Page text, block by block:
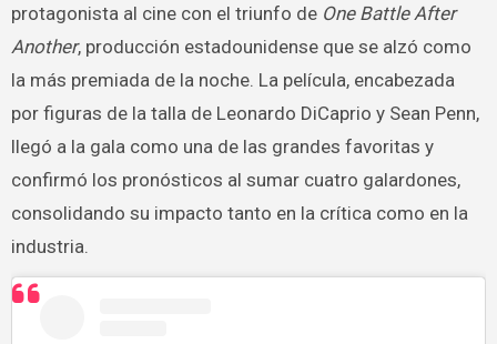
protagonista al cine con el triunfo de One Battle After
Another, producción estadounidense que se alzó como
la más premiada de la noche. La película, encabezada
por figuras de la talla de Leonardo DiCaprio y Sean Penn,
llegó a la gala como una de las grandes favoritas y
confirmó los pronósticos al sumar cuatro galardones,
consolidando su impacto tanto en la crítica como en la
industria.